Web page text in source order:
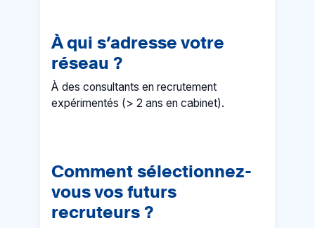
À qui s’adresse votre
réseau ?
À des consultants en recrutement
expérimentés (> 2 ans en cabinet).
Comment sélectionnez-
vous vos futurs
recruteurs ?